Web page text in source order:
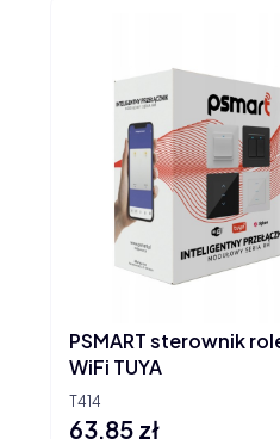
T414
PSMART sterownik
WiFi TUYA
Cena
63,85 zł